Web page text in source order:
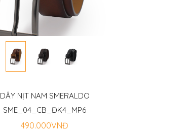
DÂY NỊT NAM SMERALDO
SME_04_CB_ĐK4_MP6
490.000VNĐ